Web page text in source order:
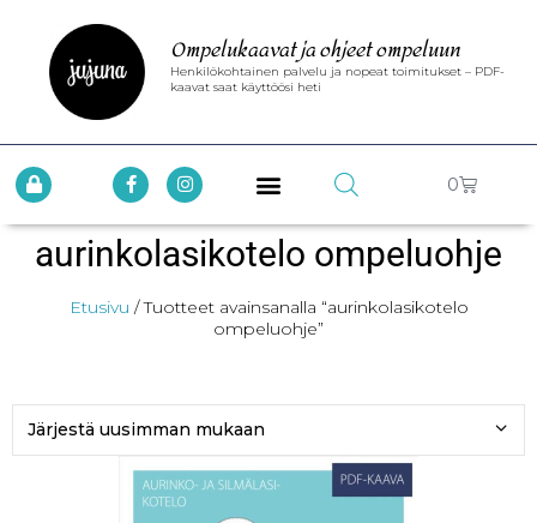
Ompelukaavat ja ohjeet ompeluun
Henkilökohtainen palvelu ja nopeat toimitukset – PDF-
kaavat saat käyttöösi heti
0
aurinkolasikotelo ompeluohje
Etusivu / Tuotteet avainsanalla “aurinkolasikotelo
ompeluohje”